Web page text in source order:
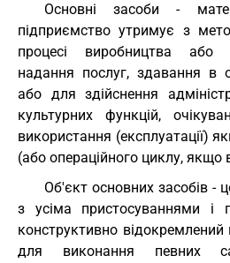
Основні засоби -
підприємство утримує з
процесі виробництва або
надання послуг, здавання в
або для здійснення
культурних функцій,
використання (експлуатації)
(або операційного циклу, якщо
Об'єкт основних засобів -
з усіма пристосуваннями і
конструктивно
для виконання певних